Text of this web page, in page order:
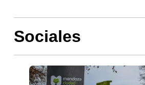
Sociales